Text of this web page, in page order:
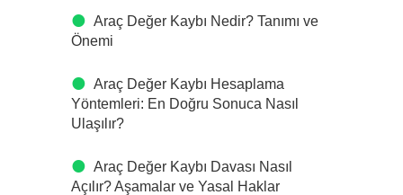
Araç Değer Kaybı Nedir? Tanımı ve
Önemi
Araç Değer Kaybı Hesaplama
Yöntemleri: En Doğru Sonuca Nasıl
Ulaşılır?
Araç Değer Kaybı Davası Nasıl
Açılır? Aşamalar ve Yasal Haklar